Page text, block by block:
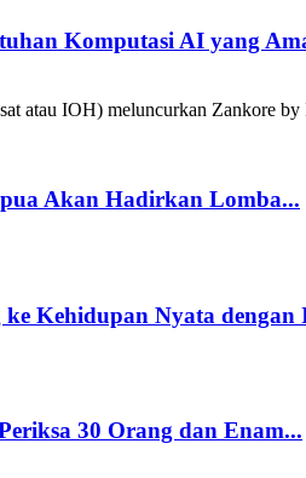
Komputasi AI yang
atau IOH) meluncurkan Zankore
Akan Hadirkan Lomba...
Kehidupan Nyata dengan
30 Orang dan Enam...